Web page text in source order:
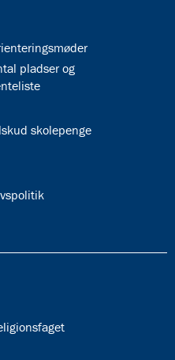
pladser og
skolepenge